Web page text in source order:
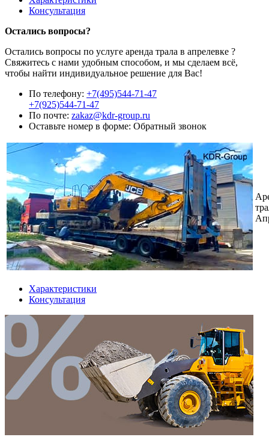
Консультация
Остались вопросы?
Остались вопросы по услуге аренда трала в апрелевке ?
Свяжитесь с нами удобным способом, и мы сделаем всё,
чтобы найти индивидуальное решение для Вас!
По телефону: +7(495)544-71-47
+7(925)544-71-47
По почте: zakaz@kdr-group.ru
Оставьте номер в форме: Обратный звонок
Характеристики
Консультация